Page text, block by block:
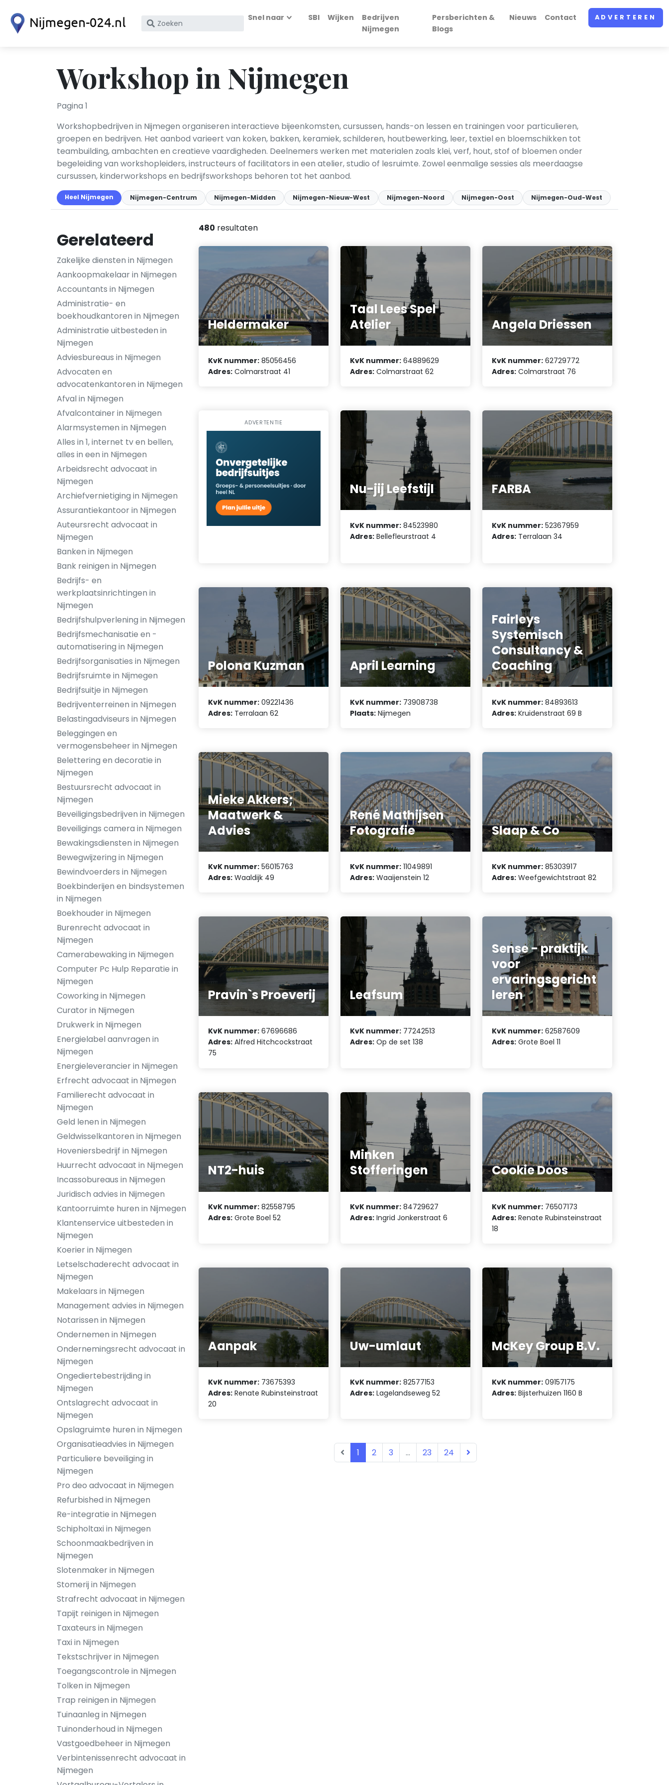
Zoek
KvK
nummer
Snel naar SBI Wijken
Bedrijven
Nijmegen
Persberichten &
Blogs
Nieuws Contact ADVERTEREN
Workshop in Nijmegen
Pagina 1
Workshopbedrijven in Nijmegen organiseren interactieve bijeenkomsten, cursussen, hands-on lessen en trainingen voor particulieren,
groepen en bedrijven. Het aanbod varieert van koken, bakken, keramiek, schilderen, houtbewerking, leer, textiel en bloemschikken tot
teambuilding, ambachten en creatieve vaardigheden. Deelnemers werken met materialen zoals klei, verf, hout, stof of bloemen onder
begeleiding van workshopleiders, instructeurs of facilitators in een atelier, studio of lesruimte. Zowel eenmalige sessies als meerdaagse
cursussen, kinderworkshops en bedrijfsworkshops behoren tot het aanbod.
Heel Nijmegen Nijmegen-Centrum Nijmegen-Midden Nijmegen-Nieuw-West Nijmegen-Noord Nijmegen-Oost Nijmegen-Oud-West
Gerelateerd
Zakelijke diensten in Nijmegen
Aankoopmakelaar in Nijmegen
Accountants in Nijmegen
Administratie- en
boekhoudkantoren in Nijmegen
Administratie uitbesteden in
Nijmegen
Adviesbureaus in Nijmegen
Advocaten en
advocatenkantoren in Nijmegen
Afval in Nijmegen
Afvalcontainer in Nijmegen
Alarmsystemen in Nijmegen
Alles in 1, internet tv en bellen,
alles in een in Nijmegen
Arbeidsrecht advocaat in
Nijmegen
Archiefvernietiging in Nijmegen
Assurantiekantoor in Nijmegen
Auteursrecht advocaat in
Nijmegen
Banken in Nijmegen
Bank reinigen in Nijmegen
Bedrijfs- en
werkplaatsinrichtingen in
Nijmegen
Bedrijfshulpverlening in Nijmegen
Bedrijfsmechanisatie en -
automatisering in Nijmegen
Bedrijfsorganisaties in Nijmegen
Bedrijfsruimte in Nijmegen
Bedrijfsuitje in Nijmegen
Bedrijventerreinen in Nijmegen
Belastingadviseurs in Nijmegen
Beleggingen en
vermogensbeheer in Nijmegen
Belettering en decoratie in
Nijmegen
Bestuursrecht advocaat in
Nijmegen
Beveiligingsbedrijven in Nijmegen
Beveiligings camera in Nijmegen
Bewakingsdiensten in Nijmegen
Bewegwijzering in Nijmegen
Bewindvoerders in Nijmegen
Boekbinderijen en bindsystemen
in Nijmegen
Boekhouder in Nijmegen
Burenrecht advocaat in
Nijmegen
Camerabewaking in Nijmegen
Computer Pc Hulp Reparatie in
Nijmegen
Coworking in Nijmegen
Curator in Nijmegen
Drukwerk in Nijmegen
Energielabel aanvragen in
Nijmegen
Energieleverancier in Nijmegen
Erfrecht advocaat in Nijmegen
Familierecht advocaat in
Nijmegen
Geld lenen in Nijmegen
Geldwisselkantoren in Nijmegen
Hoveniersbedrijf in Nijmegen
Huurrecht advocaat in Nijmegen
Incassobureaus in Nijmegen
Juridisch advies in Nijmegen
Kantoorruimte huren in Nijmegen
Klantenservice uitbesteden in
Nijmegen
Koerier in Nijmegen
Letselschaderecht advocaat in
Nijmegen
Makelaars in Nijmegen
Management advies in Nijmegen
Notarissen in Nijmegen
Ondernemen in Nijmegen
Ondernemingsrecht advocaat in
Nijmegen
Ongediertebestrijding in
Nijmegen
Ontslagrecht advocaat in
Nijmegen
Opslagruimte huren in Nijmegen
Organisatieadvies in Nijmegen
Particuliere beveiliging in
Nijmegen
Pro deo advocaat in Nijmegen
Refurbished in Nijmegen
Re-integratie in Nijmegen
Schipholtaxi in Nijmegen
Schoonmaakbedrijven in
Nijmegen
Slotenmaker in Nijmegen
Stomerij in Nijmegen
Strafrecht advocaat in Nijmegen
Tapijt reinigen in Nijmegen
Taxateurs in Nijmegen
Taxi in Nijmegen
Tekstschrijver in Nijmegen
Toegangscontrole in Nijmegen
Tolken in Nijmegen
Trap reinigen in Nijmegen
Tuinaanleg in Nijmegen
Tuinonderhoud in Nijmegen
Vastgoedbeheer in Nijmegen
Verbintenissenrecht advocaat in
Nijmegen
480 resultaten
Heldermaker
KvK nummer: 85056456
Adres: Colmarstraat 41
Taal Lees Spel
Atelier
KvK nummer: 64889629
Adres: Colmarstraat 62
Angela Driessen
KvK nummer: 62729772
Adres: Colmarstraat 76
ADVERTENTIE
Nu-jij Leefstijl
KvK nummer: 84523980
Adres: Bellefleurstraat 4
FARBA
KvK nummer: 52367959
Adres: Terralaan 34
Polona Kuzman
KvK nummer: 09221436
Adres: Terralaan 62
April Learning
KvK nummer: 73908738
Plaats: Nijmegen
Fairleys
Systemisch
Consultancy &
Coaching
KvK nummer: 84893613
Adres: Kruidenstraat 69 B
Mieke Akkers;
Maatwerk &
Advies
KvK nummer: 56015763
Adres: Waaldijk 49
René Mathijsen
Fotografie
KvK nummer: 11049891
Adres: Waaijenstein 12
Slaap & Co
KvK nummer: 85303917
Adres: Weefgewichtstraat 82
Pravin`s Proeverij
KvK nummer: 67696686
Adres: Alfred Hitchcockstraat
75
Leafsum
KvK nummer: 77242513
Adres: Op de set 138
Sense - praktijk
voor
ervaringsgericht
leren
KvK nummer: 62587609
Adres: Grote Boel 11
NT2-huis
KvK nummer: 82558795
Adres: Grote Boel 52
Minken
Stofferingen
KvK nummer: 84729627
Adres: Ingrid Jonkerstraat 6
Cookie Doos
KvK nummer: 76507173
Adres: Renate Rubinsteinstraat
18
Aanpak
KvK nummer: 73675393
Adres: Renate Rubinsteinstraat
20
Uw-umlaut
KvK nummer: 82577153
Adres: Lagelandseweg 52
McKey Group B.V.
KvK nummer: 09157175
Adres: Bijsterhuizen 1160 B
1 2 3 ... 23 24